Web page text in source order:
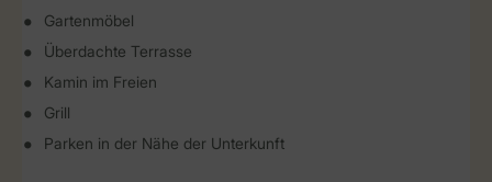
Gartenmöbel
Überdachte Terrasse
Kamin im Freien
Grill
Parken in der Nähe der Unterkunft